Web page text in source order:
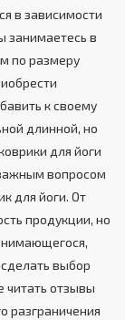
в зависимости
занимаетесь в
по размеру
к своему
длинной, но
для йоги
вопросом
для йоги. От
продукции, но
выбор
читать отзывы
разграничения